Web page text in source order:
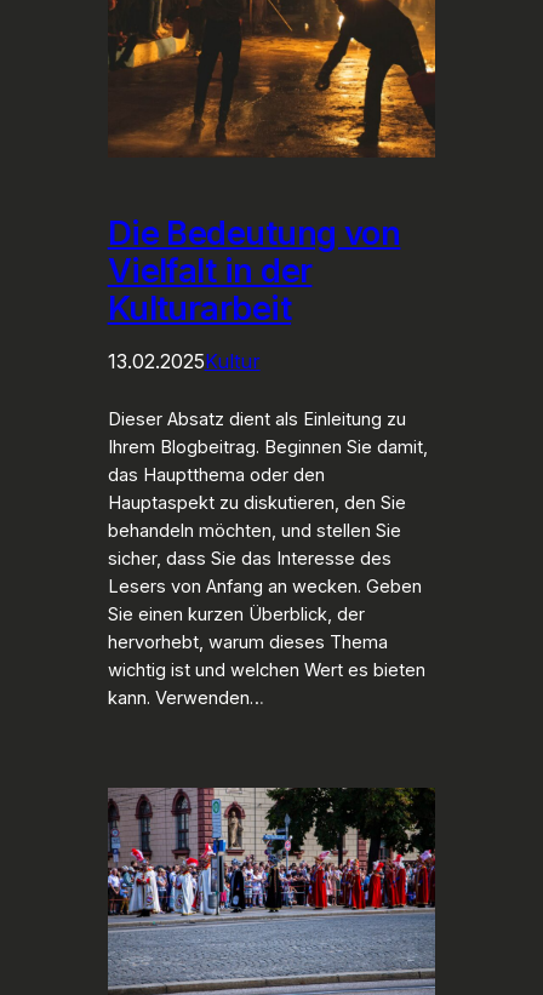
Die Bedeutung von
Vielfalt in der
Kulturarbeit
13.02.2025Kultur
Dieser Absatz dient als Einleitung zu
Ihrem Blogbeitrag. Beginnen Sie damit,
das Hauptthema oder den
Hauptaspekt zu diskutieren, den Sie
behandeln möchten, und stellen Sie
sicher, dass Sie das Interesse des
Lesers von Anfang an wecken. Geben
Sie einen kurzen Überblick, der
hervorhebt, warum dieses Thema
wichtig ist und welchen Wert es bieten
kann. Verwenden…